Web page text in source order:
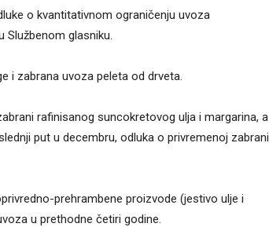
o kvantitativnom ograničenju uvoza
Službenom glasniku.
i zabrana uvoza peleta od drveta.
rafinisanog suncokretovog ulja i margarina, a
put u decembru, odluka o privremenoj zabrani
prehrambene proizvode (jestivo ulje i
u prethodne četiri godine.